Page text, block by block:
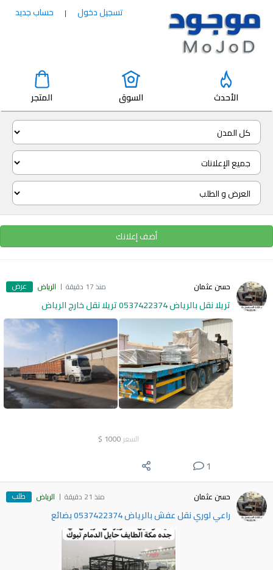
تسجيل دخول | حساب جديد
الأحدث السوق المتجر
أضف إعلانك
حسن عثمان منذ 17 دقيقة الرياض عرض
تريلا نقل بالرياض 0537422374 تريلا نقل خارج الرياض
السعر 1000
$
1
حسن عثمان منذ 21 دقيقة الرياض طلب
راعي لوري نقل عفش بالرياض 0537422374 بضائع